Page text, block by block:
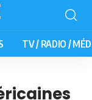
TV / RADIO /